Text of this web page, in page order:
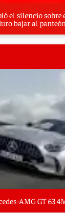
el silencio sobre
bajar al
AMG GT 63